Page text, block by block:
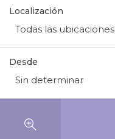
Localización
Todas las ubicaciones
Desde
Sin determinar